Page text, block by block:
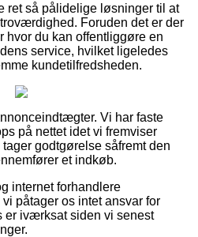
ret så pålidelige løsninger til at
Foruden det er der
hvor du kan offentliggøre en
service, hvilket ligeledes
kundetilfredsheden.
Vi har faste
på nettet idet vi fremviser
godtgørelse såfremt den
et indkøb.
internet forhandlere
påtager os intet ansvar for
er iværksat siden vi senest